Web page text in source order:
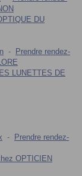
DU
-
Prendre rendez-
LUNETTES DE
-
Prendre rendez-
OPTICIEN